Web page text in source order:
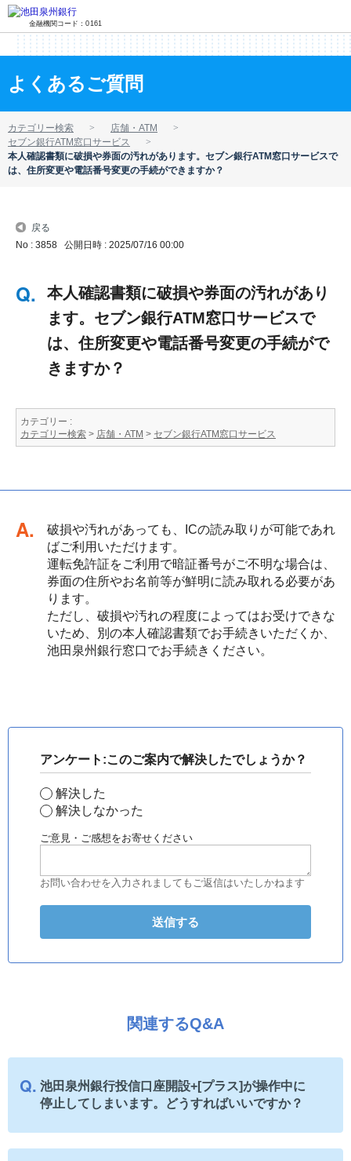
金融機関コード：0161
よくあるご質問
カテゴリー検索
店舗・ATM
セブン銀行ATM窓口サービス
本人確認書類に破損や券面の汚れがあります。セブン銀行ATM窓口サービスで
は、住所変更や電話番号変更の手続ができますか？
戻る
No : 3858 公開日時 : 2025/07/16 00:00
本人確認書類に破損や券面の汚れがあり
ます。セブン銀行ATM窓口サービスで
は、住所変更や電話番号変更の手続がで
きますか？
カテゴリー :
カテゴリー検索 > 店舗・ATM > セブン銀行ATM窓口サービス
回答
破損や汚れがあっても、ICの読み取りが可能であれ
ばご利用いただけます。
運転免許証をご利用で暗証番号がご不明な場合は、
券面の住所やお名前等が鮮明に読み取れる必要があ
ります。
ただし、破損や汚れの程度によってはお受けできな
いため、別の本人確認書類でお手続きいただくか、
池田泉州銀行窓口でお手続きください。
アンケート:このご案内で解決したでしょうか？
解決した
解決しなかった
ご意見・ご感想をお寄せください
お問い合わせを入力されましてもご返信はいたしかねます
関連するQ&A
池田泉州銀行投信口座開設+[プラス]が操作中に
停止してしまいます。どうすればいいですか？